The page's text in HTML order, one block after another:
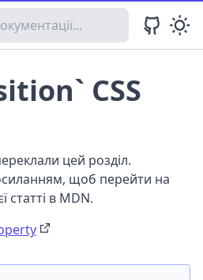
CSS
цей розділ.
щоб перейти на
статті в MDN.